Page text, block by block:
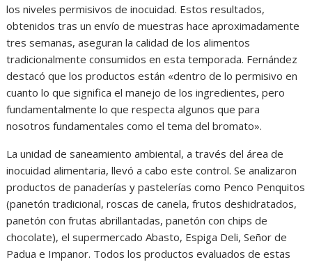
los niveles permisivos de inocuidad. Estos resultados,
obtenidos tras un envío de muestras hace aproximadamente
tres semanas, aseguran la calidad de los alimentos
tradicionalmente consumidos en esta temporada. Fernández
destacó que los productos están «dentro de lo permisivo en
cuanto lo que significa el manejo de los ingredientes, pero
fundamentalmente lo que respecta algunos que para
nosotros fundamentales como el tema del bromato».
La unidad de saneamiento ambiental, a través del área de
inocuidad alimentaria, llevó a cabo este control. Se analizaron
productos de panaderías y pastelerías como Penco Penquitos
(panetón tradicional, roscas de canela, frutos deshidratados,
panetón con frutas abrillantadas, panetón con chips de
chocolate), el supermercado Abasto, Espiga Deli, Señor de
Padua e Impanor. Todos los productos evaluados de estas